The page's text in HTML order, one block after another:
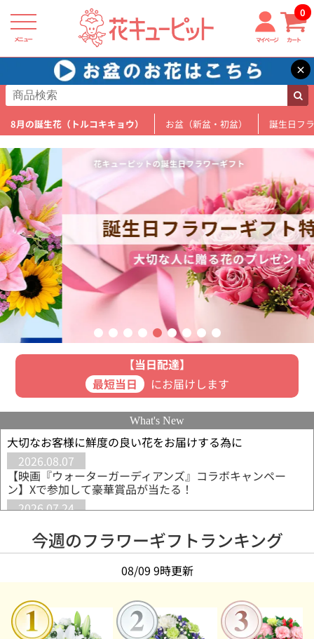
メニュー マイページ カート
0
×
8月の誕生花（トルコキキョウ） お盆（新盆・初盆） 誕生日フ
花キューピットの誕生日フラワーギフト
【当日配達】
最短当日
にお届けします
What's New
大切なお客様に鮮度の良い花をお届けする為に
2026.08.07
【映画『ウォーターガーディアンズ』コラボキャンペー
ン】Xで参加して豪華賞品が当たる！
2026.07.24
レースのような花びらが美しい花
2026.07.24
【敬老の日◆9月21日】長寿を願うリンドウがおすすめ
◆「元気でいてね」を込めて贈るギフト
2026.07.07
【新ブランド】hanamore -ハナモア-◆もっと素直に、も
っと自由に、もっとあなたらしい花贈り。
今週のフラワーギフトランキング
08/09 9時更新